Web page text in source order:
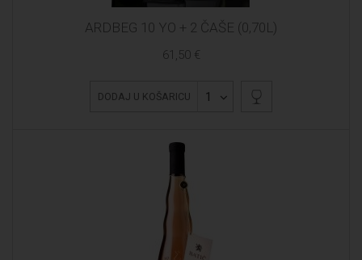
ARDBEG 10 YO + 2 ČAŠE (0,70L)
61,50 €
DODAJ U KOŠARICU 1